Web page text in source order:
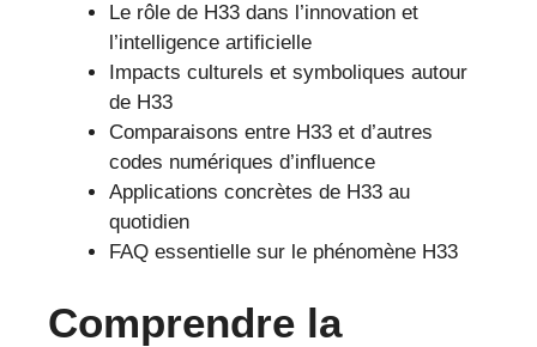
Le rôle de H33 dans l’innovation et
l’intelligence artificielle
Impacts culturels et symboliques autour
de H33
Comparaisons entre H33 et d’autres
codes numériques d’influence
Applications concrètes de H33 au
quotidien
FAQ essentielle sur le phénomène H33
Comprendre la